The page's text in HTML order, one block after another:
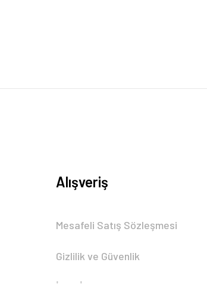
Alışveriş
Mesafeli Satış Sözleşmesi
Gizlilik ve Güvenlik